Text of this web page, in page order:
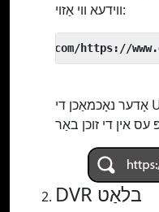
ווידעא ווי אַזוי:
אָדער נאָכמאַכן די URL פון דיין ווידעא / אַודיאָ און
DVR בלאַט